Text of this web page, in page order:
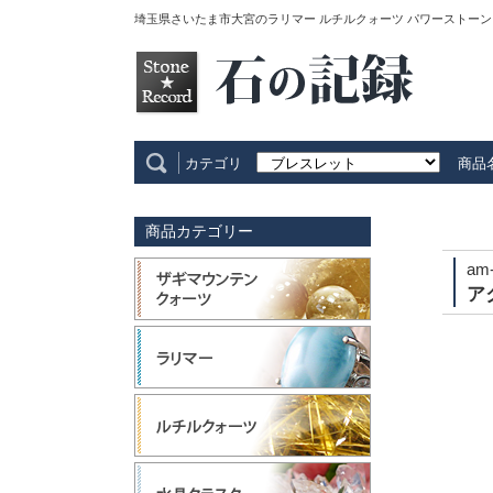
埼玉県さいたま市大宮のラリマー ルチルクォーツ パワーストー
カテゴリ 商品
ア
商品カテゴリー